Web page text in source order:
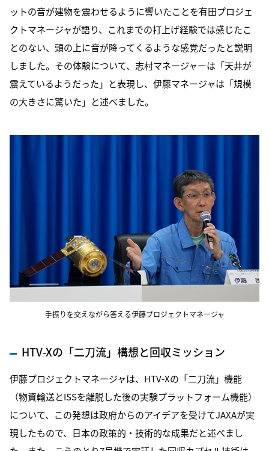
ットの音が建物を震わせるように響いたことを有田プロジェ
クトマネージャが語り、これまでの打上げ経験では感じたこ
とのない、頭の上に音が降ってくるような感覚だったと説明
しました。その体験について、志村マネージャーは「天井が
震えているようだった」と表現し、伊藤マネージャは「規模
の大きさに驚いた」と述べました。
手振りを交えながら答える伊藤プロジェクトマネージャ
HTV-Xの「二刀流」構想と回収ミッション
伊藤プロジェクトマネージャは、HTV-Xの「二刀流」機能
（物資輸送とISSを離脱した後の実験プラットフォーム機能）
について、この発想は政府からのアイデアを受けてJAXAが実
現したもので、日本の政策的・技術的な成果だと述べまし